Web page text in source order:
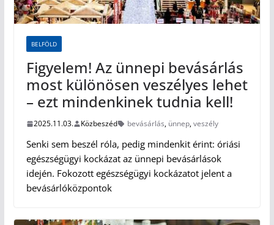
BELFÖLD
Figyelem! Az ünnepi bevásárlás
most különösen veszélyes lehet
– ezt mindenkinek tudnia kell!
2025.11.03. Közbeszéd bevásárlás, ünnep,veszély
Senki sem beszél róla, pedig mindenkit érint: óriási
egészségügyi kockázat az ünnepi bevásárlások
idején. Fokozott egészségügyi kockázatot jelent a
bevásárlóközpontok